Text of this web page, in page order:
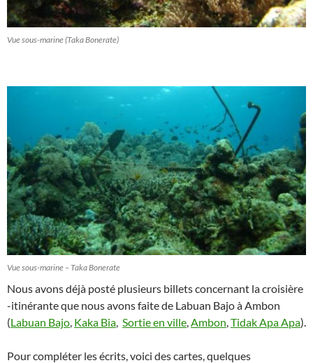
Vue sous-marine (Taka Bonerate)
Vue sous-marine – Taka Bonerate
Nous avons déjà posté plusieurs billets concernant la croisière
-itinérante que nous avons faite de Labuan Bajo à Ambon
(Labuan Bajo, Kaka Bia, Sortie en ville,Ambon,Tidak Apa Apa).
Pour compléter les écrits, voici des cartes, quelques